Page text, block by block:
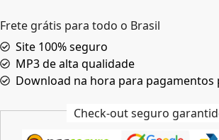
Frete grátis para todo o Brasil
Site 100% seguro
MP3 de alta qualidade
Download na hora para pagamentos
Check-out seguro